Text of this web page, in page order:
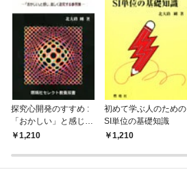
探究心開発のすすめ :
「おかしい」と感じ、
楽しく追究する事例集
1,210
初めて学ぶ人のための
SI単位の基礎知識
1,210